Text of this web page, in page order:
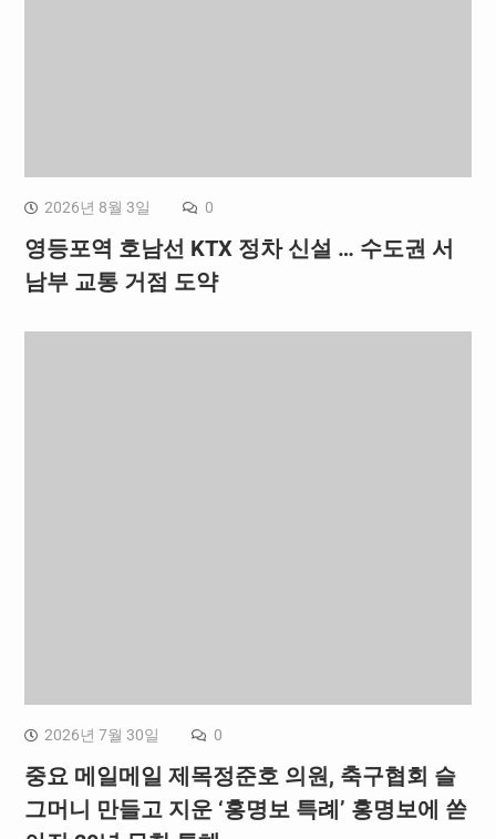
2026년 8월 3일 0
영등포역 호남선 KTX 정차 신설 … 수도권 서
남부 교통 거점 도약
2026년 7월 30일 0
중요 메일메일 제목정준호 의원, 축구협회 슬
그머니 만들고 지운 ‘홍명보 특례’ 홍명보에 쏟